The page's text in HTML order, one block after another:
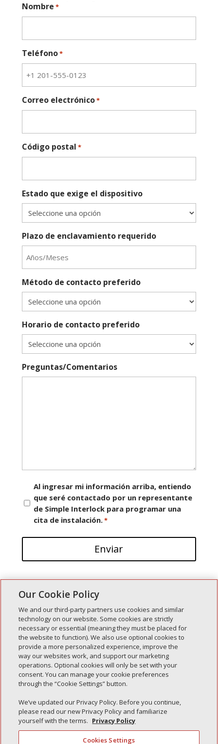
Nombre *
Teléfono*
Correo electrónico*
Código postal *
Estado que exige el dispositivo
Plazo de enclavamiento requerido
Método de contacto preferido
Horario de contacto preferido
Preguntas/Comentarios
Consentimiento
Al ingresar mi información arriba, entiendo
que seré contactado por un representante
de Simple Interlock para programar una
cita de instalación.*
Entradas recientes
Simple Interlock de Walla Walla
Enclavamiento simple de Morton
Simple Interlock de Carol Stream
Simple Interlock de Waukegan
Simple Interlock de Texarkana
Our Cookie Policy
We and our third-party partners use cookies and similar
technology on our website. Some cookies are strictly
necessary or essential (meaning they must be placed for
the website to function). We also use optional cookies to
provide a more personalized experience, improve the
way our websites work, and support our marketing
operations. Optional cookies will only be set with your
consent. You can manage your cookie preferences
through the “Cookie Settings” button.
We’ve updated our Privacy Policy. Before you continue,
please read our new Privacy Policy and familiarize
yourself with the terms. Privacy Policy
Cookies Settings